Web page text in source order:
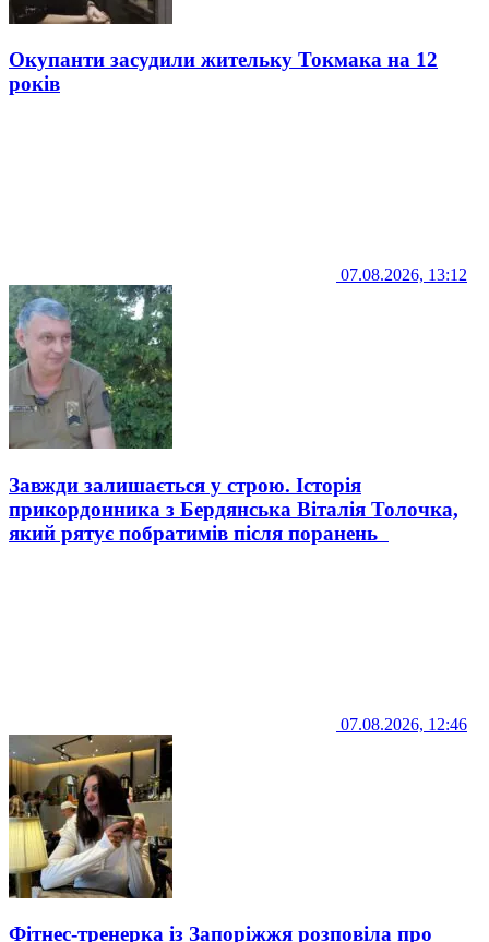
Окупанти засудили жительку Токмака на 12
років
07.08.2026, 13:12
Завжди залишається у строю. Історія
прикордонника з Бердянська Віталія Толочка,
який рятує побратимів після поранень
07.08.2026, 12:46
Фітнес-тренерка із Запоріжжя розповіла про